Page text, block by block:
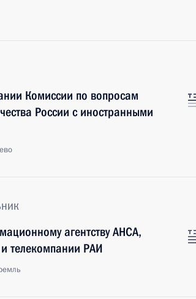
Комиссии по вопросам
России с иностранными
агентству АНСА,
и телекомпании РАИ